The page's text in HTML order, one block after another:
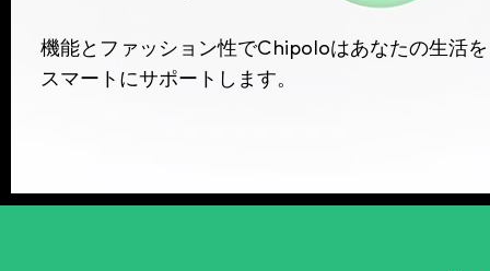
機能とファッション性でChipoloはあなたの生活を
スマートにサポートします。